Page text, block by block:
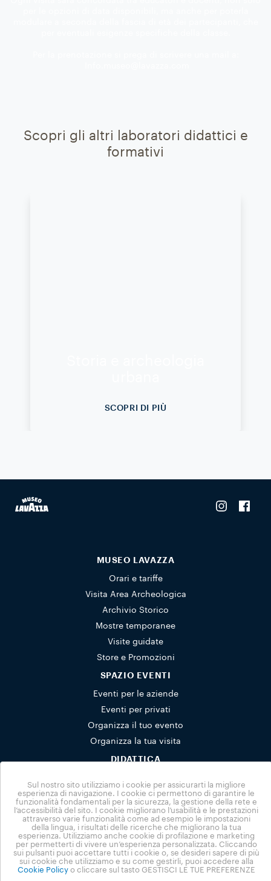
Scopri gli altri laboratori didattici e
formativi
SCOPRI DI PIÙ
MUSEO LAVAZZA
Orari e tariffe
Visita Area Archeologica
Archivio Storico
Mostre temporanee
Visite guidate
Store e Promozioni
SPAZIO EVENTI
Eventi per le aziende
Eventi per privati
Organizza il tuo evento
Organizza la tua visita
DIDATTICA
Attività per famiglie
Prenotazioni gruppi
NUVOLA
News
Headquarter
Sul nostro sito utilizziamo i cookie per assicurarti la migliore
esperienza di navigazione. I cookie ci permettono di garantire le
funzionalità fondamentali per la sicurezza, la gestione della rete e
l’accessibilità del sito. I cookie migliorano l’usabilità e le prestazioni
attraverso varie funzionalità come ad esempio le impostazioni
della lingua, i risultati delle ricerche che migliorano la tua
esperienza. Utilizziamo anche cookie di profilazione e marketing
per permetterti di vivere un’esperienza personalizzata. Cliccando
sui pulsanti puoi accettare tutti i cookie o, se desideri sapere di più
sui cookie che utilizziamo e su come gestirli, puoi accedere alla
Cookie Policyo cliccare sul tasto GESTISCI LE TUE PREFERENZE